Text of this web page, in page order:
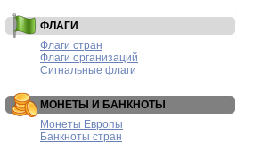
ФЛАГИ
Флаги стран
Флаги организаций
Сигнальные флаги
МОНЕТЫ И БАНКНОТЫ
Монеты Европы
Банкноты стран